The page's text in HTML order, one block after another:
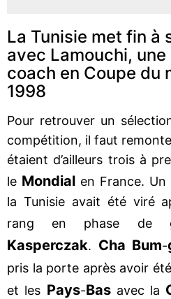
La Tunisie met fin à
avec Lamouchi,
coach en Coupe du
1998
Pour retrouver un
compétition, il faut
étaient d’ailleurs trois à
le Mondial en France.
la Tunisie avait été viré
rang en phase de
Kasperczak. Cha Bum-
pris la porte après avoir
et les Pays-Bas avec la